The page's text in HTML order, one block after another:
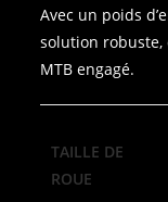
Avec un poids
solution robuste,
MTB engagé.
TAILLE DE
ROUE